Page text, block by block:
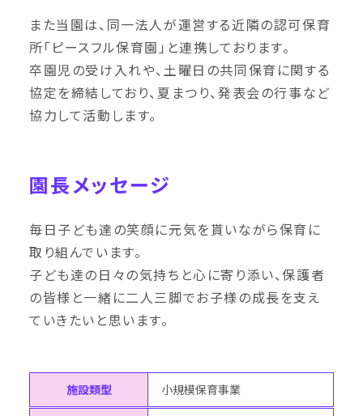
また当園は、同一法人が運営する近隣の認可保育
所「ピースフル保育園」と連携しております。
卒園児の受け入れや、土曜日の共同保育に関する
協定を締結しており、夏まつり、発表会の行事など
協力して活動します。
園長メッセージ
毎日子ども達の笑顔に元気を貰いながら保育に
取り組んでいます。
子ども達の日々の気持ちと心に寄り添い、保護者
の皆様と一緒に二人三脚でお子様の成長を支え
ていきたいと思います。
施設類型 小規模保育事業